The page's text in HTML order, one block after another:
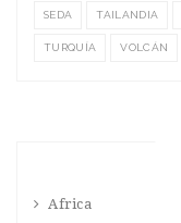
SEDA TAILANDIA
TURQUÍA VOLCÁN
Africa